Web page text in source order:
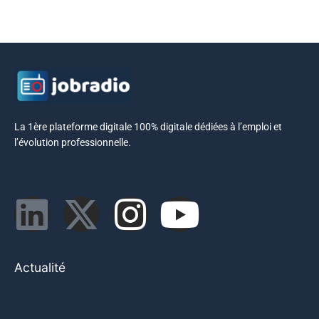
La 1ère plateforme digitale 100% digitale dédiées à l’emploi et
l’évolution professionnelle.
Actualité